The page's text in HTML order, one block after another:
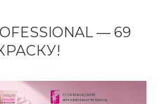
— 69